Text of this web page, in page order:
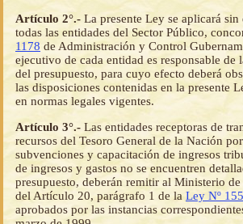
Artículo 2°.- La presente Ley se aplicará
todas las entidades del Sector Público,
1178 de Administración y Control
ejecutivo de cada entidad es responsable de
del presupuesto, para cuyo efecto deberá
las disposiciones contenidas en la presente
en normas legales vigentes.
Artículo 3°.- Las entidades receptoras de
recursos del Tesoro General de la Nación
subvenciones y capacitación de ingresos
de ingresos y gastos no se encuentren
presupuesto, deberán remitir al Ministerio
del Artículo 20, parágrafo 1 de la Ley Nº
aprobados por las instancias